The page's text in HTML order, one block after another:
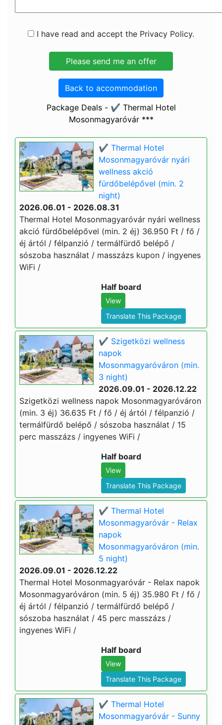
I have read and accept the Privacy Policy.
Back to accommodation
Package Deals - ✔️ Thermal Hotel
Mosonmagyaróvár ***
✔️ Thermal Hotel
Mosonmagyaróvár nyári
wellness akció
fürdőbelépővel (min. 2
night)
2026.06.01 - 2026.08.31
Thermal Hotel Mosonmagyaróvár nyári wellness
akció fürdőbelépővel (min. 2 éj) 36.950 Ft / fő /
éj ártól / félpanzió / termálfürdő belépő /
sószoba használat / masszázs kupon / ingyenes
WiFi /
Half board
View
Translate This Package
✔️ Szigetközi wellness
napok
Mosonmagyaróváron (min.
3 night)
2026.09.01 - 2026.12.22
Szigetközi wellness napok Mosonmagyaróváron
(min. 3 éj) 36.635 Ft / fő / éj ártól / félpanzió /
termálfürdő belépő / sószoba használat / 15
perc masszázs / ingyenes WiFi /
Half board
View
Translate This Package
✔️ Thermal Hotel
Mosonmagyaróvár - Relax
napok
Mosonmagyaróváron (min.
5 night)
2026.09.01 - 2026.12.22
Thermal Hotel Mosonmagyaróvár - Relax napok
Mosonmagyaróváron (min. 5 éj) 35.980 Ft / fő /
éj ártól / félpanzió / termálfürdő belépő /
sószoba használat / 45 perc masszázs /
ingyenes WiFi /
Half board
View
Translate This Package
✔️ Thermal Hotel
Mosonmagyaróvár - Sunny